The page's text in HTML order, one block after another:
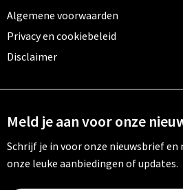
Algemene voorwaarden
Privacy en cookiebeleid
Disclaimer
Meld je aan voor onze
Schrijf je in voor onze nieuwsbrief en
onze leuke aanbiedingen of updates.